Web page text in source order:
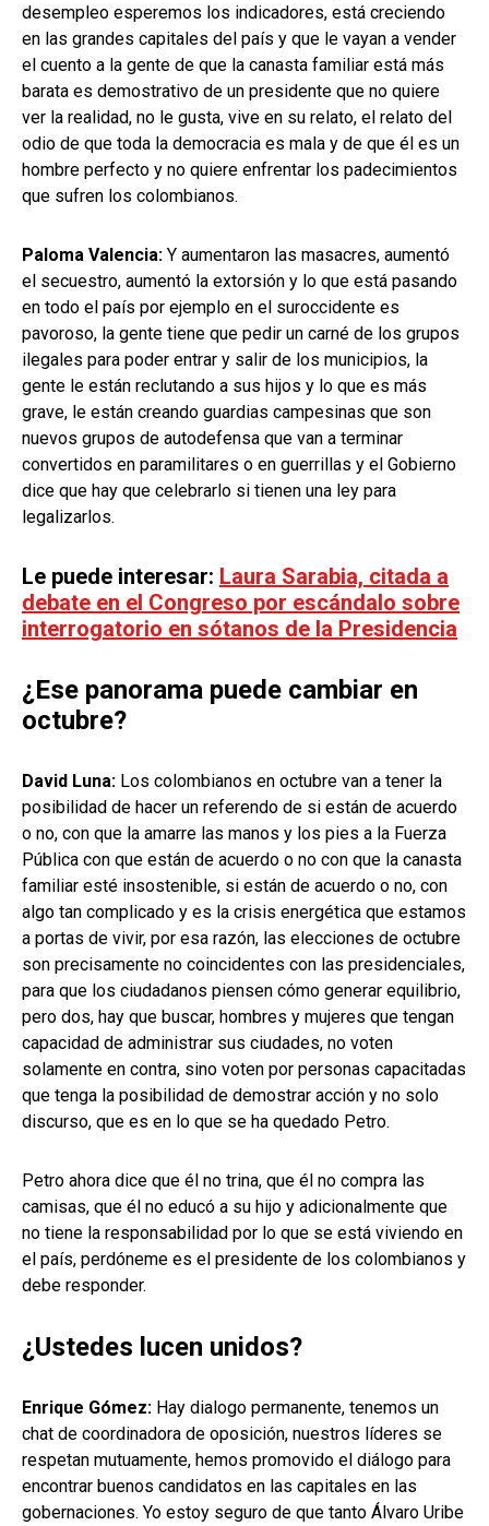
desempleo esperemos los indicadores, está creciendo
en las grandes capitales del país y que le vayan a vender
el cuento a la gente de que la canasta familiar está más
barata es demostrativo de un presidente que no quiere
ver la realidad, no le gusta, vive en su relato, el relato del
odio de que toda la democracia es mala y de que él es un
hombre perfecto y no quiere enfrentar los padecimientos
que sufren los colombianos.
Paloma Valencia: Y aumentaron las masacres, aumentó
el secuestro, aumentó la extorsión y lo que está pasando
en todo el país por ejemplo en el suroccidente es
pavoroso, la gente tiene que pedir un carné de los grupos
ilegales para poder entrar y salir de los municipios, la
gente le están reclutando a sus hijos y lo que es más
grave, le están creando guardias campesinas que son
nuevos grupos de autodefensa que van a terminar
convertidos en paramilitares o en guerrillas y el Gobierno
dice que hay que celebrarlo si tienen una ley para
legalizarlos.
Le puede interesar: Laura Sarabia, citada a
debate en el Congreso por escándalo sobre
interrogatorio en sótanos de la Presidencia
¿Ese panorama puede cambiar en
octubre?
David Luna: Los colombianos en octubre van a tener la
posibilidad de hacer un referendo de si están de acuerdo
o no, con que la amarre las manos y los pies a la Fuerza
Pública con que están de acuerdo o no con que la canasta
familiar esté insostenible, si están de acuerdo o no, con
algo tan complicado y es la crisis energética que estamos
a portas de vivir, por esa razón, las elecciones de octubre
son precisamente no coincidentes con las presidenciales,
para que los ciudadanos piensen cómo generar equilibrio,
pero dos, hay que buscar, hombres y mujeres que tengan
capacidad de administrar sus ciudades, no voten
solamente en contra, sino voten por personas capacitadas
que tenga la posibilidad de demostrar acción y no solo
discurso, que es en lo que se ha quedado Petro.
Petro ahora dice que él no trina, que él no compra las
camisas, que él no educó a su hijo y adicionalmente que
no tiene la responsabilidad por lo que se está viviendo en
el país, perdóneme es el presidente de los colombianos y
debe responder.
¿Ustedes lucen unidos?
Enrique Gómez: Hay dialogo permanente, tenemos un
chat de coordinadora de oposición, nuestros líderes se
respetan mutuamente, hemos promovido el diálogo para
encontrar buenos candidatos en las capitales en las
gobernaciones. Yo estoy seguro de que tanto Álvaro Uribe